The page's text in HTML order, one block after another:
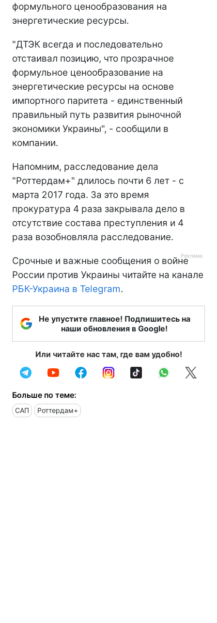
формульного ценообразования на
энергетические ресурсы.
"ДТЭК всегда и последовательно
отстаивал позицию, что прозрачное
формульное ценообразование на
энергетические ресурсы на основе
импортного паритета - единственный
правильный путь развития рыночной
экономики Украины", - сообщили в
компании.
Напомним, расследование дела
"Роттердам+" длилось почти 6 лет - с
марта 2017 года. За это время
прокуратура 4 раза закрывала дело в
отсутствие состава преступления и 4
раза возобновляла расследование.
Срочные и важные сообщения о войне
России против Украины читайте на канале
РБК-Украина в Telegram.
Не упустите главное! Подпишитесь на
наши обновления в Google!
Или читайте нас там, где вам удобно!
Больше по теме:
САП Роттердам+